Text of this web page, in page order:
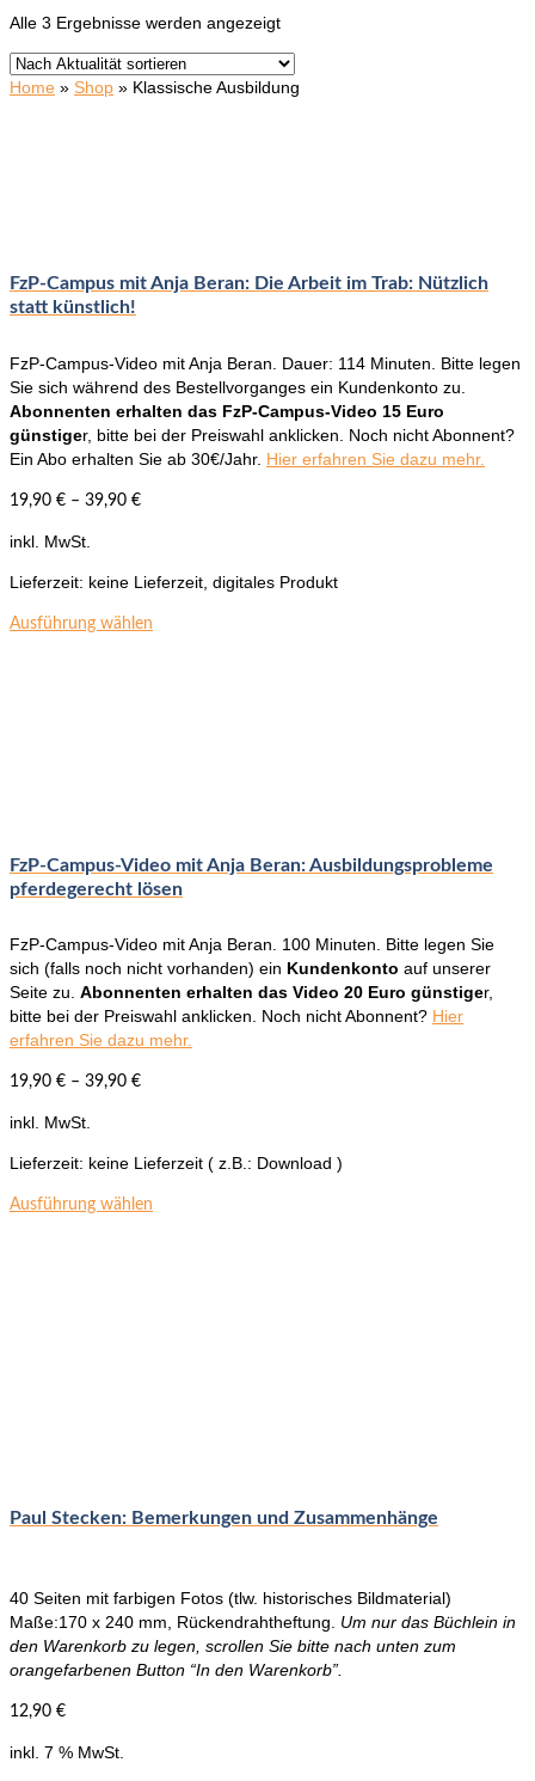
Alle 3 Ergebnisse werden angezeigtNach
sortiert
Home » Shop » Klassische Ausbildung
FzP-Campus mit Anja Beran: Die Arbeit im Trab: Nützlich
statt künstlich!
FzP-Campus-Video mit Anja Beran. Dauer: 114 Minuten. Bitte legen
Sie sich während des Bestellvorganges ein Kundenkonto zu.
Abonnenten erhalten das FzP-Campus-Video 15 Euro
günstiger, bitte bei der Preiswahl anklicken. Noch nicht Abonnent?
Ein Abo erhalten Sie ab 30€/Jahr. Hier erfahren Sie dazu mehr.
19,90 € – 39,90 €
inkl. MwSt.
Lieferzeit: keine Lieferzeit, digitales Produkt
Ausführung wählen
der
Produktseite
FzP-Campus-Video mit Anja Beran: Ausbildungsprobleme
pferdegerecht lösen
FzP-Campus-Video mit Anja Beran. 100 Minuten. Bitte legen Sie
sich (falls noch nicht vorhanden) ein Kundenkonto auf unserer
Seite zu. Abonnenten erhalten das Video 20 Euro günstiger,
bitte bei der Preiswahl anklicken. Noch nicht Abonnent? Hier
erfahren Sie dazu mehr.
19,90 € – 39,90 €
inkl. MwSt.
Lieferzeit: keine Lieferzeit ( z.B.: Download )
Ausführung wählen
werden
Paul Stecken: Bemerkungen und Zusammenhänge
40 Seiten mit farbigen Fotos (tlw. historisches Bildmaterial)
Maße:170 x 240 mm, Rückendrahtheftung. Um nur das Büchlein in
den Warenkorb zu legen, scrollen Sie bitte nach unten zum
orangefarbenen Button “In den Warenkorb”.
12,90 €
inkl. 7 % MwSt.